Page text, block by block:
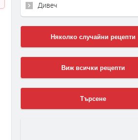
Дивеч
Няколко случайни рецепти
Виж всички рецепти
Търсене